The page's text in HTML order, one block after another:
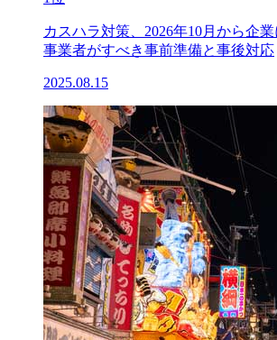
カスハラ対策、2026年10月から企
事業者がすべき事前準備と事後対応
2025.08.15